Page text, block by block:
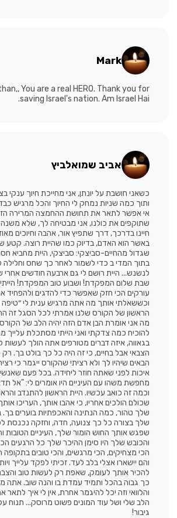
Mark
You are a real HERO. Thank you for
saving Israel's nation. Am Israel Hai.
אביב שמואלביץ
כשאני חושבת על יונתן, אני מחייכת חיוך ענקי
ותוך כמה שניות נמחק לי החיוך והכל מרגיש כבד
אי אפשר לתאר את תחושת ההחמצה המרירה
שתוקפים את כולנו, אני מבטיחה לך, שלא
חיינו בדרכך, דרך שתפיץ אור, אהבה וחיוכים
באשר הוא האדם,
שגדול מהחיים-סביצקי: סביצקי, היית מחביא
בתוך המדי ב כדי לשמור לאחר כך שחס
לנשנש... היית רושם לי גם ארבעה חודשים
שבת שלום המפקדת! ושבוע טוב המפקדת! הייתי
עורקים הכי חזק שאפשר כדי להדגים ולהפחיד
וכששאלתי אותך מה אתה מרגיש ענית לי ״טיפה
הראשון של הקורס שלנו אמרתי לכל הסגל זה
מה אני אומרת הבן אדם הזה יהיה הלב של
להוכיח כמה צדקתי ואני הייתי
בגאווה, איזה דברים מטורפים אתה הולך לעשות
הצבאי אבל בחיים, כי זה היה כל כך בולט בך.
הבאים שיהיו לך ולא רציתי שהקורס ייגמר כי
איכות לפני שאתה חוזר ליחידה. בכל פעם
מחפשת משהו עם העיניים היו אומרים לי: "אל
וכמה זה כואב עכשיו. היית הראשון
שכולם הולכים אחריו, כי אהבו אותך, העריכו
שלך טהור, כמה הנתינה והאכפתיות בוערים
שלך בצורה כל כך צנועה, חדה, וחזקה נכנסת
שפגש אותך החוש הומור שלך, העיניים הטובות
והכובש שלך היו סימן
הכי מצחיקים, הכי מרגשים, והכי טובים בתקופה
והם יישארו אצלי בלב לעד. זכיתי
להכיר אותך לעומק, שאפת רק לעשות טוב
כך גבוה בהכל ותמיד עמדת בו והנה שוב. אתה
והלוואי וזה יכל להיגמר אחרת, אין לי איך
הלב שלי ושל עוד
גיבור!